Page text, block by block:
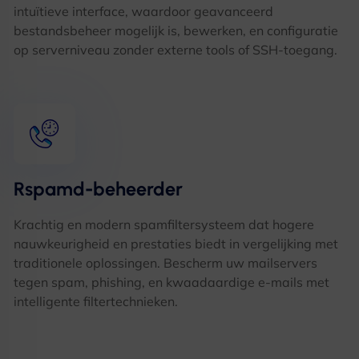
intuïtieve interface, waardoor geavanceerd
bestandsbeheer mogelijk is, bewerken, en configuratie
op serverniveau zonder externe tools of SSH-toegang.
Rspamd-beheerder
Krachtig en modern spamfiltersysteem dat hogere
nauwkeurigheid en prestaties biedt in vergelijking met
traditionele oplossingen. Bescherm uw mailservers
tegen spam, phishing, en kwaadaardige e-mails met
intelligente filtertechnieken.